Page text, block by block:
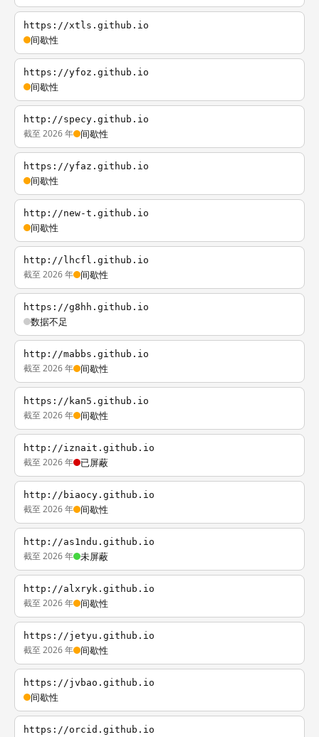
https://xtls.github.io
间歇性
https://yfoz.github.io
间歇性
http://specy.github.io
截至 2026 年 间歇性
https://yfaz.github.io
间歇性
http://new-t.github.io
间歇性
http://lhcfl.github.io
截至 2026 年 间歇性
https://g8hh.github.io
数据不足
http://mabbs.github.io
截至 2026 年 间歇性
https://kan5.github.io
截至 2026 年 间歇性
http://iznait.github.io
截至 2026 年 已屏蔽
http://biaocy.github.io
截至 2026 年 间歇性
http://as1ndu.github.io
截至 2026 年 未屏蔽
http://alxryk.github.io
截至 2026 年 间歇性
https://jetyu.github.io
截至 2026 年 间歇性
https://jvbao.github.io
间歇性
https://orcid.github.io